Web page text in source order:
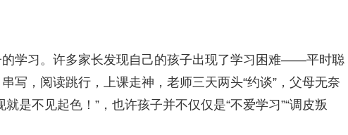
学习。许多家长发现自己的孩子出现了学习困难——平时聪
写，阅读跳行，上课走神，老师三天两头“约谈”，父母无奈
是不见起色！”，也许孩子并不仅仅是“不爱学习”“调皮叛